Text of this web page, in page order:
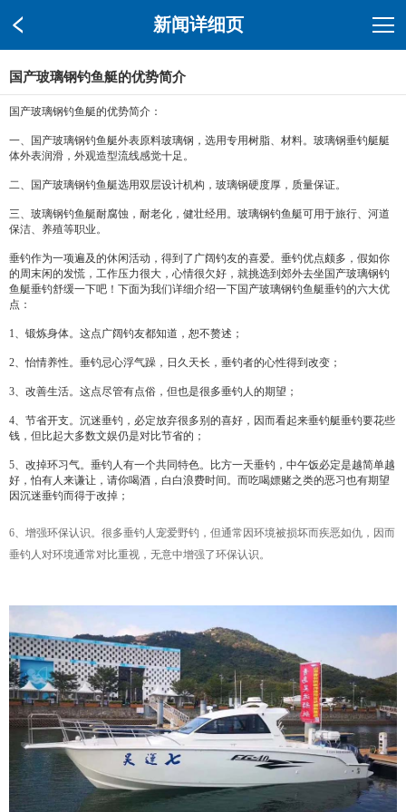
新闻详细页
国产玻璃钢钓鱼艇的优势简介
国产玻璃钢钓鱼艇的优势简介：
一、国产玻璃钢钓鱼艇外表原料玻璃钢，选用专用树脂、材料。玻璃钢垂钓艇艇
体外表润滑，外观造型流线感觉十足。
二、国产玻璃钢钓鱼艇选用双层设计机构，玻璃钢硬度厚，质量保证。
三、玻璃钢钓鱼艇耐腐蚀，耐老化，健壮经用。玻璃钢钓鱼艇可用于旅行、河道
保洁、养殖等职业。
垂钓作为一项遍及的休闲活动，得到了广阔钓友的喜爱。垂钓优点颇多，假如你
的周末闲的发慌，工作压力很大，心情很欠好，就挑选到郊外去坐国产玻璃钢钓
鱼艇垂钓舒缓一下吧！下面为我们详细介绍一下国产玻璃钢钓鱼艇垂钓的六大优
点：
1、锻炼身体。这点广阔钓友都知道，恕不赘述；
2、怡情养性。垂钓忌心浮气躁，日久天长，垂钓者的心性得到改变；
3、改善生活。这点尽管有点俗，但也是很多垂钓人的期望；
4、节省开支。沉迷垂钓，必定放弃很多别的喜好，因而看起来垂钓艇垂钓要花些
钱，但比起大多数文娱仍是对比节省的；
5、改掉环习气。垂钓人有一个共同特色。比方一天垂钓，中午饭必定是越简单越
好，怕有人来谦让，请你喝酒，白白浪费时间。而吃喝嫖赌之类的恶习也有期望
因沉迷垂钓而得于改掉；
6、增强环保认识。很多垂钓人宠爱野钓，但通常因环境被损坏而疾恶如仇，因而
垂钓人对环境通常对比重视，无意中增强了环保认识。